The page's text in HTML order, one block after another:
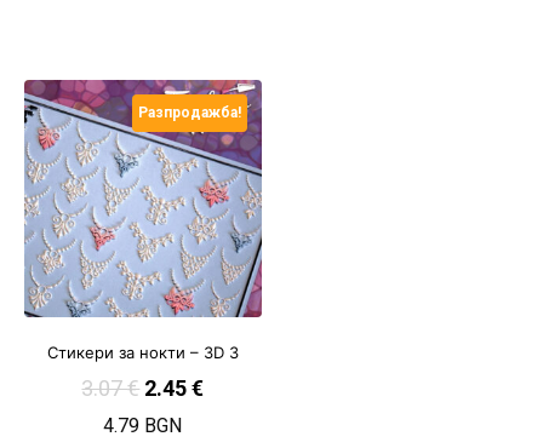
Разпродажба!
Стикери за нокти – 3D 3
3.07€ 2.45€
4.79 BGN